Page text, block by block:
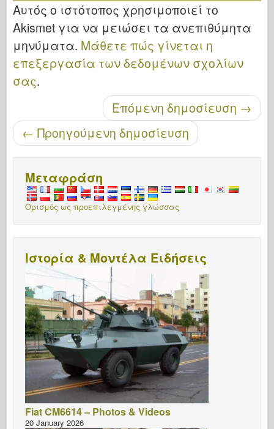
Αυτός ο ιστότοπος χρησιμοποιεί το
Akismet για να μειώσει τα ανεπιθύμητα
μηνύματα. Μάθετε πώς γίνεται η
επεξεργασία των δεδομένων σχολίων
σας.
Μετά την περιήγησηΕπόμενη δημοσίευση →
← Προηγούμενη δημοσίευση
Μεταφράση
Ορισμός ως προεπιλεγμένης γλώσσας
Ιστορία & Μοντέλα Ειδήσεις
Fiat CM6614 – Photos & Videos
20 January 2026